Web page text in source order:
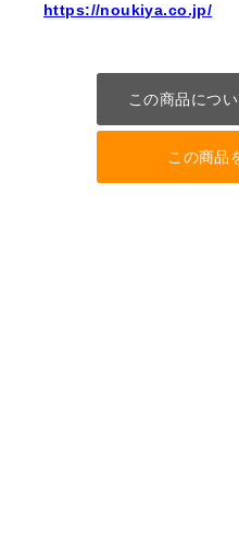
https://noukiya.co.jp/
この商品につ
この商品